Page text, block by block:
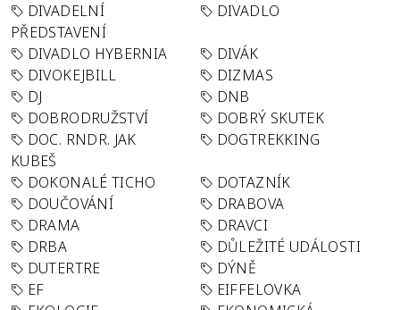
DIVADELNÍ
PŘEDSTAVENÍ
DIVADLO
DIVADLO HYBERNIA
DIVÁK
DIVOKEJBILL
DIZMAS
DJ
DNB
DOBRODRUŽSTVÍ
DOBRÝ SKUTEK
DOC. RNDR. JAK
KUBEŠ
DOGTREKKING
DOKONALÉ TICHO
DOTAZNÍK
DOUČOVÁNÍ
DRABOVA
DRAMA
DRAVCI
DRBA
DŮLEŽITÉ UDÁLOSTI
DUTERTRE
DÝNĚ
EF
EIFFELOVKA